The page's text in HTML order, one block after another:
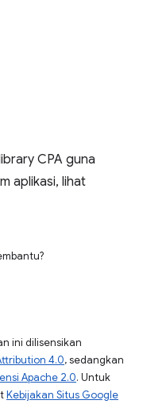
CPA guna
aplikasi, lihat
ini dilisensikan
4.0, sedangkan
Apache 2.0. Untuk
Kebijakan Situs Google